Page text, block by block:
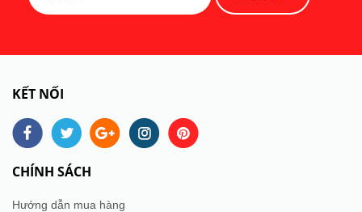
KẾT NỐI
CHÍNH SÁCH
Hướng dẫn mua hàng